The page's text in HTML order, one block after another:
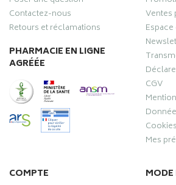
Contactez-nous
Retours et réclamations
PHARMACIE EN LIGNE
AGRÉÉE
Ventes
CGV
Cookies
Mes
COMPTE